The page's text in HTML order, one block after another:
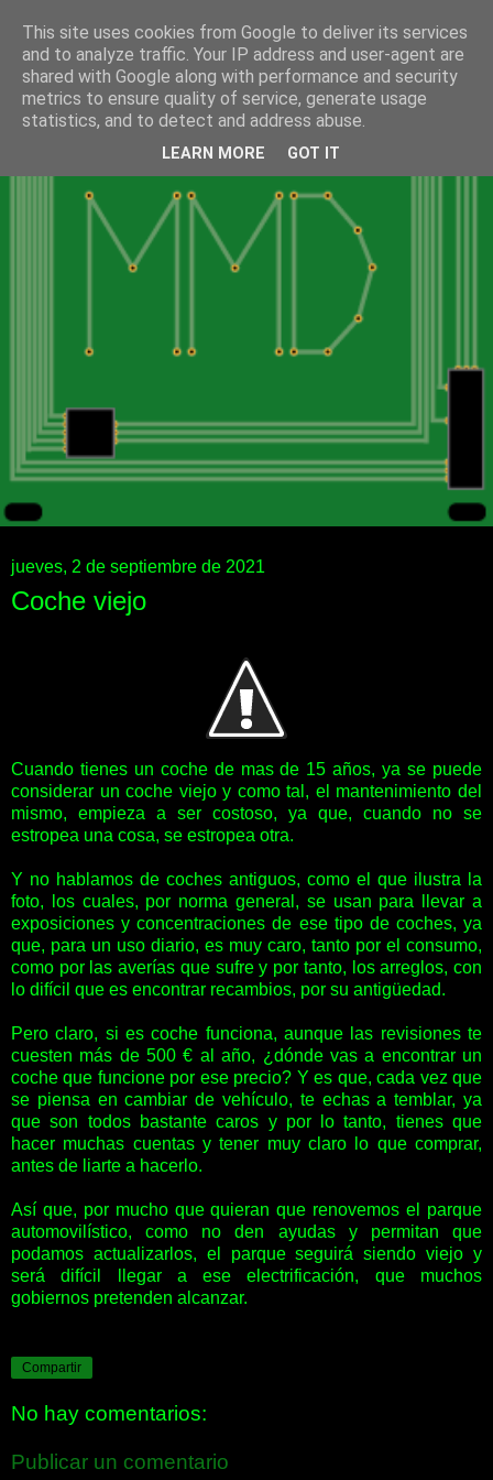
jueves, 2 de septiembre de 2021
Coche viejo
Cuando tienes un coche de mas de 15 años, ya se puede
considerar un coche viejo y como tal, el mantenimiento del
mismo, empieza a ser costoso, ya que, cuando no se
estropea una cosa, se estropea otra.
Y no hablamos de coches antiguos, como el que ilustra la
foto, los cuales, por norma general, se usan para llevar a
exposiciones y concentraciones de ese tipo de coches, ya
que, para un uso diario, es muy caro, tanto por el consumo,
como por las averías que sufre y por tanto, los arreglos, con
lo difícil que es encontrar recambios, por su antigüedad.
Pero claro, si es coche funciona, aunque las revisiones te
cuesten más de 500 € al año, ¿dónde vas a encontrar un
coche que funcione por ese precio? Y es que, cada vez que
se piensa en cambiar de vehículo, te echas a temblar, ya
que son todos bastante caros y por lo tanto, tienes que
hacer muchas cuentas y tener muy claro lo que comprar,
antes de liarte a hacerlo.
Así que, por mucho que quieran que renovemos el parque
automovilístico, como no den ayudas y permitan que
podamos actualizarlos, el parque seguirá siendo viejo y
será difícil llegar a ese electrificación, que muchos
gobiernos pretenden alcanzar.
Compartir
No hay comentarios:
Publicar un comentario
This site uses cookies from Google to deliver its services
and to analyze traffic. Your IP address and user-agent are
shared with Google along with performance and security
metrics to ensure quality of service, generate usage
statistics, and to detect and address abuse.
LEARN MORE GOT IT